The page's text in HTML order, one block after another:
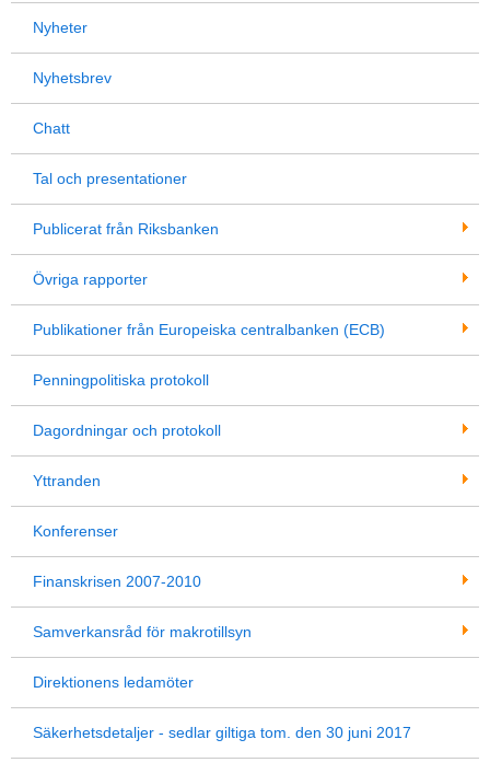
Nyheter
Nyhetsbrev
Chatt
Tal och presentationer
Publicerat från Riksbanken
Övriga rapporter
Publikationer från Europeiska centralbanken (ECB)
Penningpolitiska protokoll
Dagordningar och protokoll
Yttranden
Konferenser
Finanskrisen 2007-2010
Samverkansråd för makrotillsyn
Direktionens ledamöter
Säkerhetsdetaljer - sedlar giltiga tom. den 30 juni 2017